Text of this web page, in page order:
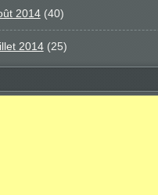
2014(40)
2014(25)